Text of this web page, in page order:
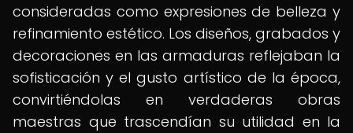
consideradas como expresiones de belleza y
refinamiento estético. Los diseños, grabados y
decoraciones en las armaduras reflejaban la
sofisticación y el gusto artístico de la época,
convirtiéndolas en verdaderas obras
maestras que trascendían su utilidad en la